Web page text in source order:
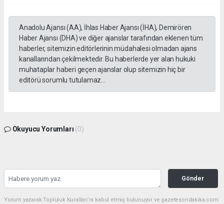
Anadolu Ajansı (AA), İhlas Haber Ajansı (İHA), Demirören
Haber Ajansı (DHA) ve diğer ajanslar tarafından eklenen tüm
haberler, sitemizin editörlerinin müdahalesi olmadan ajans
kanallarından çekilmektedir. Bu haberlerde yer alan hukuki
muhataplar haberi geçen ajanslar olup sitemizin hiç bir
editörü sorumlu tutulamaz...
Okuyucu Yorumları (0)
Gönder
Yorum yazarak Topluluk Kuralları’nı kabul etmiş bulunuyor ve gazetesondakika.com